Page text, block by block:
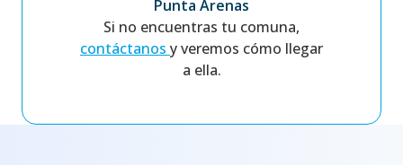
Punta Arenas
Si no encuentras tu comuna,
contáctanos y veremos cómo llegar
a ella.